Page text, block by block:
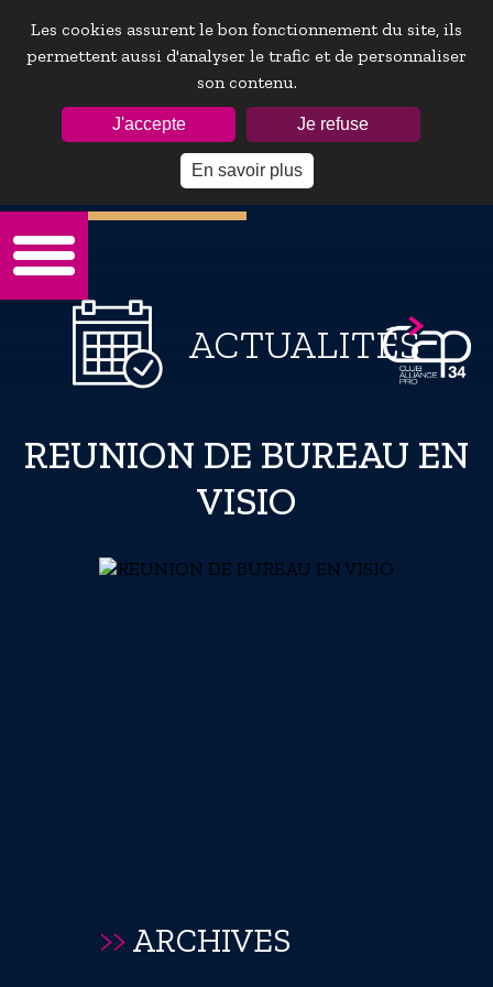
Les cookies assurent le bon fonctionnement du site, ils
permettent aussi d'analyser le trafic et de personnaliser
son contenu.
J'accepte Je refuse
En savoir plus
Mot de passe oublie ?
ACTUALITÉS
REUNION DE BUREAU EN
VISIO
>>ARCHIVES